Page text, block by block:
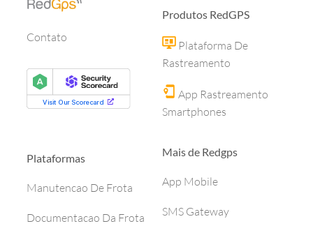
Contato
Plataformas
Manutencao De Frota
Documentacao Da Frota
Produtos RedGPS
Plataforma De
Rastreamento
App Rastreamento
Smartphones
Mais de Redgps
App Mobile
SMS Gateway